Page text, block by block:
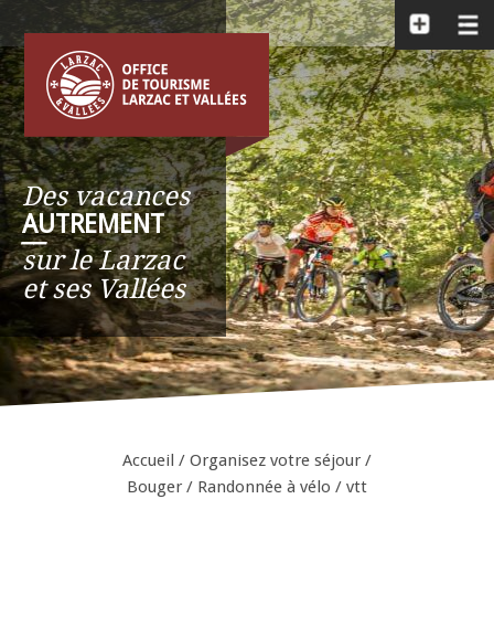
Des vacances
AUTREMENT
__
sur le Larzac
et ses Vallées
Accueil / Organisez votre séjour /
Bouger / Randonnée à vélo / vtt